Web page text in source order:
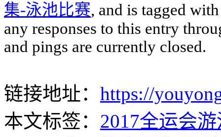
集-泳池比赛, and is tagged
any responses to this entry
and pings are currently closed.
链接地址： https://
本文标签： 2017全运会